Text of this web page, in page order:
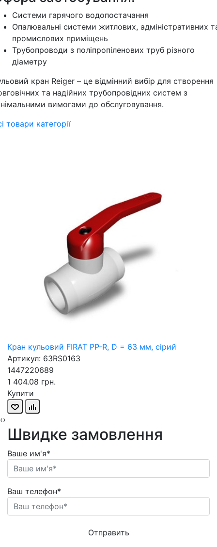
Системи гарячого водопостачання
Опалювальні системи житлових, адміністративних
промислових приміщень
Трубопроводи з поліпропіленових труб різного
діаметру
кран Reiger – це відмінний вибір для створення
та надійних трубопровідних систем з
вимогами до обслуговування.
товари категорії
Кран кульовий FIRAT PP-R, D = 63 мм, сірий
Артикул: 63RS0163
1447220689
1 404.08 грн.
Купити
‹›
Швидке замовлення
Ваше им'я*
Ваш телефон*